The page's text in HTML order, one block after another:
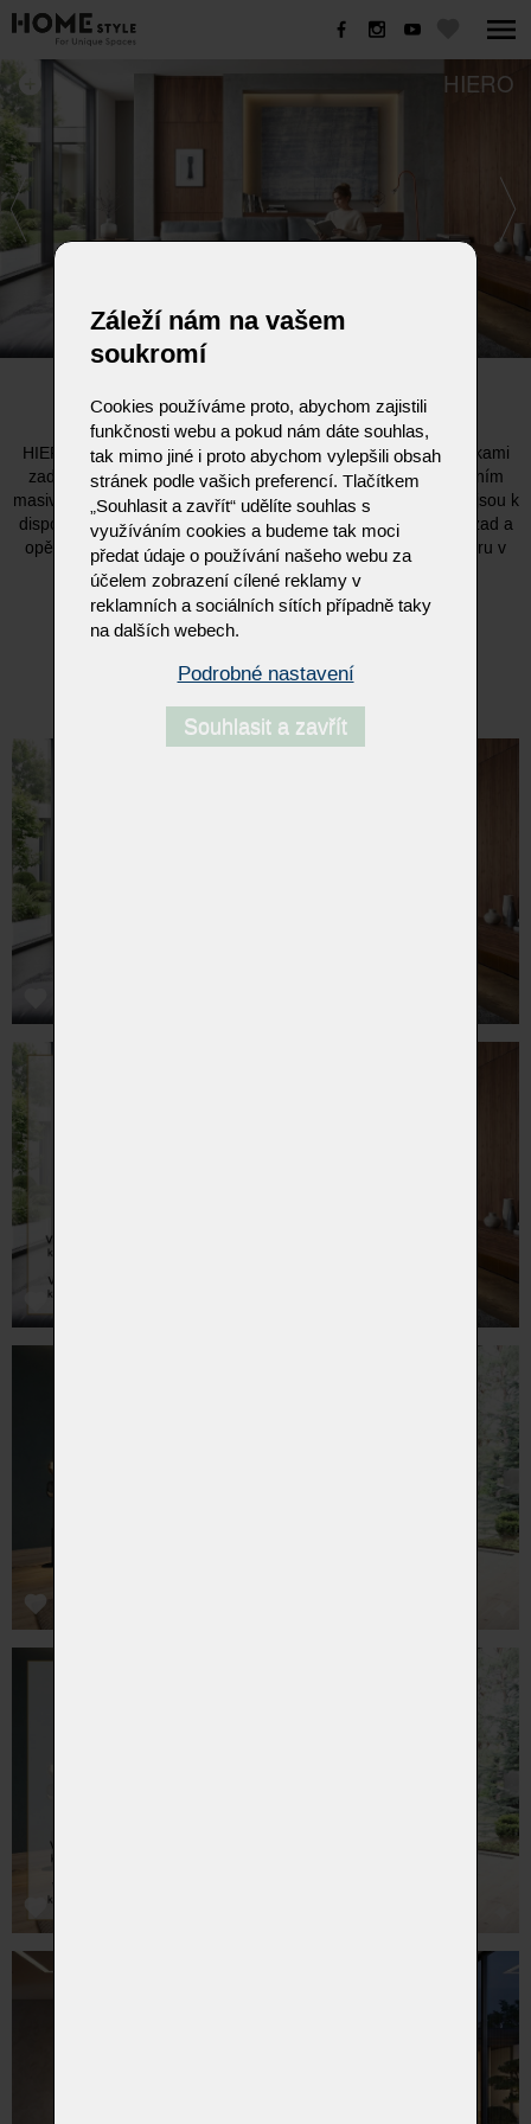
HIERO
HIERO
HIERO je modulární sedací souprava se dvěma různými výškami
zad. Nosný rám je k dispozici v čalounění nebo se zvýrazněním
masivního dřeva z dubu nebo ořechu. Pro maximální pohodlí jsou k
dispozici tři tvrdosti sezení. Jednoduché je nastavení sklonu zad a
opěrka hlavy u vyšší verze opěradla, poskytují vynikající oporu v
jakékoli poloze pro čistou relaxaci.
- dvě výšky zad, polohování sklonu zad a opěrky hlavy
- čtyři varianty nohou v různých materiálech
- volitelná barva stehu - možnost kontrastního prošití
- ořechový, dubový nebo čalouněný spodní rám
Záleží nám na vašem
soukromí
Cookies používáme proto, abychom zajistili
funkčnosti webu a pokud nám dáte souhlas,
tak mimo jiné i proto abychom vylepšili obsah
stránek podle vašich preferencí. Tlačítkem
„Souhlasit a zavřít“ udělíte souhlas s
využíváním cookies a budeme tak moci
předat údaje o používání našeho webu za
účelem zobrazení cílené reklamy v
reklamních a sociálních sítích případně taky
na dalších webech.
Podrobné nastavení
Souhlasit a zavřít